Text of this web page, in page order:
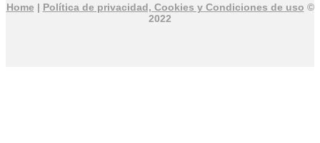
Home | Política de privacidad, Cookies y Condiciones de uso ©
2022